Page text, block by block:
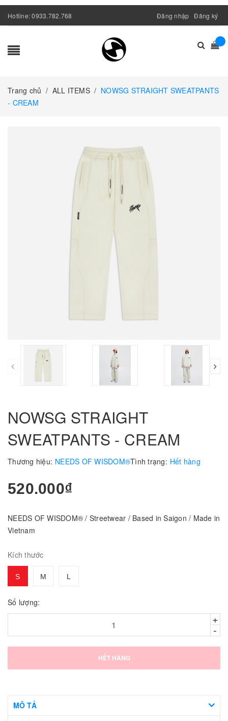
Hotline:0933.782.768 Đăng nhập Đăng ký
Trang chủ / ALL ITEMS / NOWSG STRAIGHT SWEATPANTS
- CREAM
prev
NOWSG STRAIGHT
SWEATPANTS - CREAM
Thương hiệu: NEEDS OF WISDOM®Tình trạng: Hết hàng
520.000₫
NEEDS OF WISDOM® / Streetwear / Based in Saigon / Made in
Vietnam
Kích thước
S M L
Số lượng:
+
-
HẾT HÀNG
MÔ TẢ